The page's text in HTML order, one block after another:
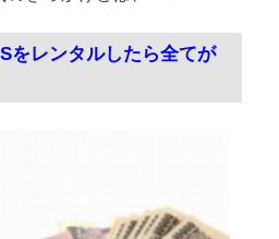
をレンタルしたら全てが